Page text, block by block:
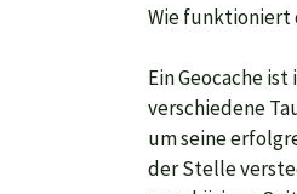
Wie funktioniert
Ein Geocache
verschiedene
um seine
der Stelle